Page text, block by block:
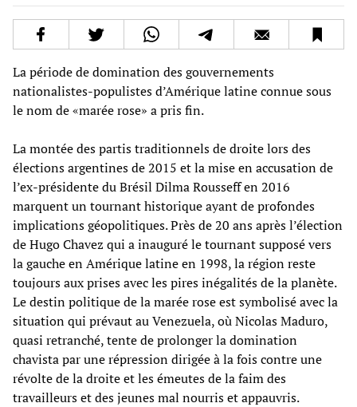
La période de domination des gouvernements
nationalistes-populistes d’Amérique latine connue sous
le nom de «marée rose» a pris fin.
La montée des partis traditionnels de droite lors des
élections argentines de 2015 et la mise en accusation de
l’ex-présidente du Brésil Dilma Rousseff en 2016
marquent un tournant historique ayant de profondes
implications géopolitiques. Près de 20 ans après l’élection
de Hugo Chavez qui a inauguré le tournant supposé vers
la gauche en Amérique latine en 1998, la région reste
toujours aux prises avec les pires inégalités de la planète.
Le destin politique de la marée rose est symbolisé avec la
situation qui prévaut au Venezuela, où Nicolas Maduro,
quasi retranché, tente de prolonger la domination
chavista par une répression dirigée à la fois contre une
révolte de la droite et les émeutes de la faim des
travailleurs et des jeunes mal nourris et appauvris.